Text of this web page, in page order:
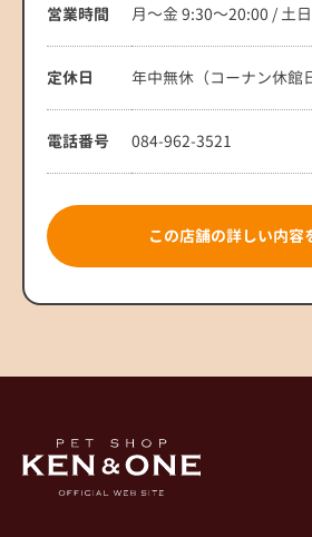
営業時間 月～金 9:30～20:00 / 土
定休日 年中無休（コーナン休館
電話番号 084-962-3521
この店舗の詳しい内容